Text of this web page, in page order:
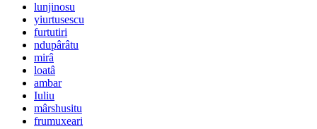
lunjinosu
yiurtusescu
furtutiri
ndupârâtu
mirâ
loatâ
ambar
Iuliu
mârshusitu
frumuxeari